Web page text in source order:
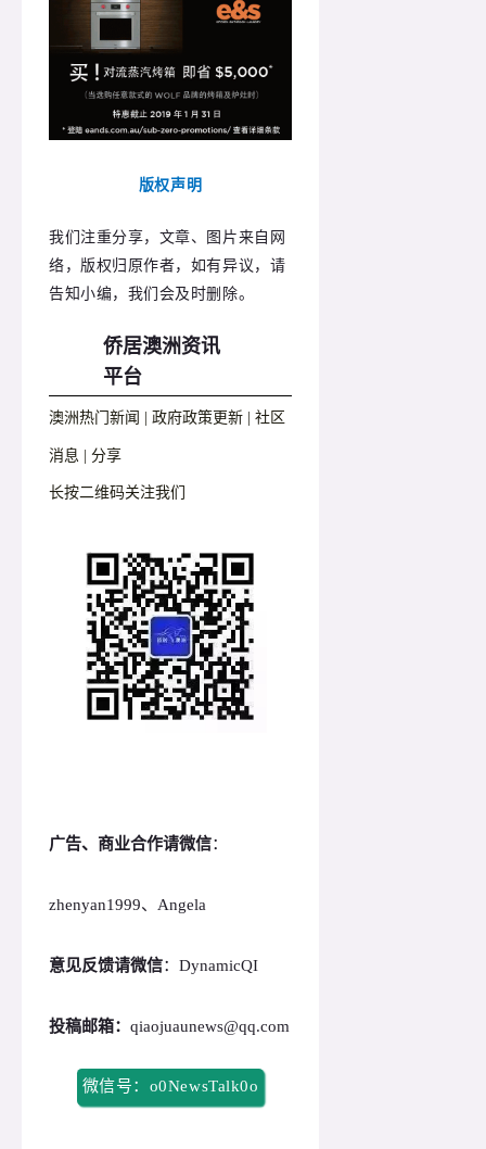
版权声明
我们注重分享，文章、图片来自网
络，版权归原作者，如有异议，请
告知小编，我们会及时删除。
侨居澳洲资讯
平台
澳洲热门新闻 | 政府政策更新 | 社区
消息 | 分享
长按二维码关注我们
广告、商业合作请微信：
zhenyan1999、Angela
意见反馈请微信：DynamicQI
投稿邮箱： qiaojuaunews@qq.com
微信号：o0NewsTalk0o